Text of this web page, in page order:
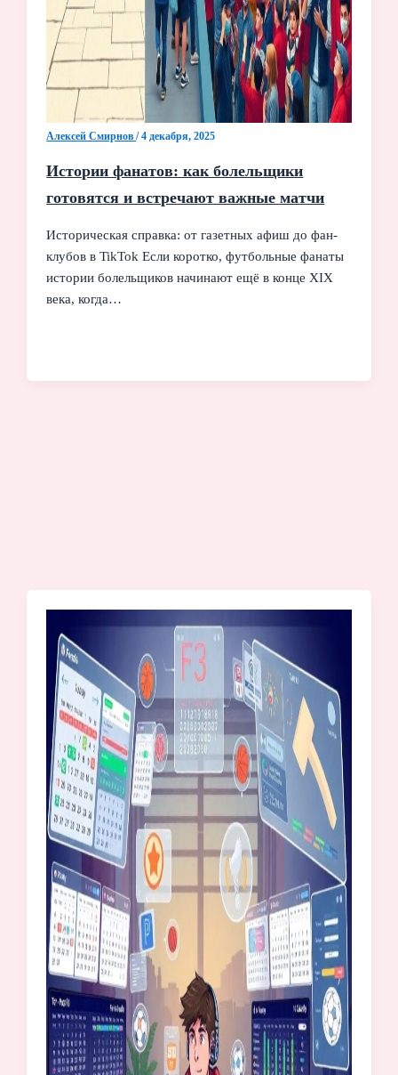
Алексей Смирнов/4 декабря, 2025
Истории фанатов: как болельщики
готовятся и встречают важные матчи
Историческая справка: от газетных афиш до фан-
клубов в TikTok Если коротко, футбольные фанаты
истории болельщиков начинают ещё в конце XIX
века, когда…